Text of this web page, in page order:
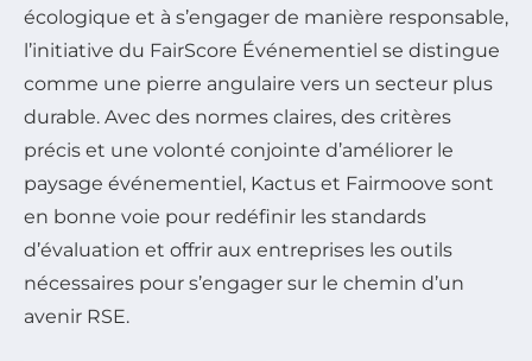
écologique et à s’engager de manière responsable,
l’initiative du FairScore Événementiel se distingue
comme une pierre angulaire vers un secteur plus
durable. Avec des normes claires, des critères
précis et une volonté conjointe d’améliorer le
paysage événementiel, Kactus et Fairmoove sont
en bonne voie pour redéfinir les standards
d’évaluation et offrir aux entreprises les outils
nécessaires pour s’engager sur le chemin d’un
avenir RSE.